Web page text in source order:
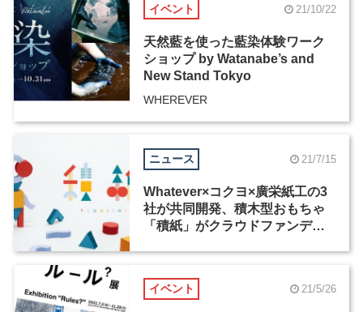
イベント 21/10/22
天然藍を使った藍染体験ワーク
ショップ by Watanabe’s and
New Stand Tokyo
WHEREVER
ニュース 21/7/15
Whatever×コクヨ×廣栄紙工の3
社が共同開発、積木型おもちゃ
「積紙」がクラウドファンディ
イベント 21/5/26